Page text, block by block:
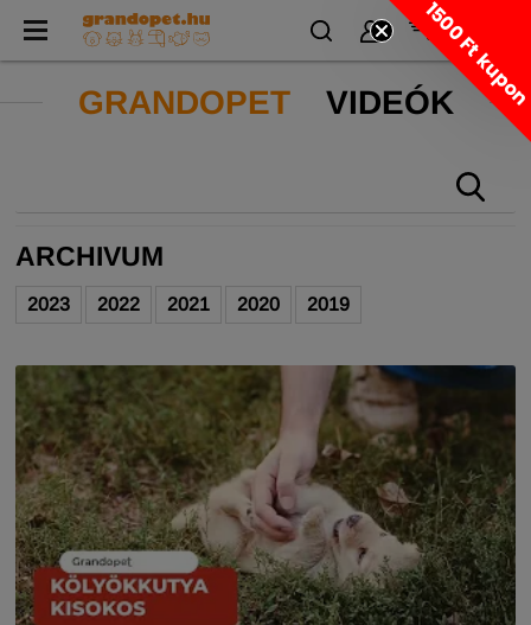
GRANDOPET VIDEÓK
ARCHIVUM
2023 2022 2021 2020 2019
1500 Ft